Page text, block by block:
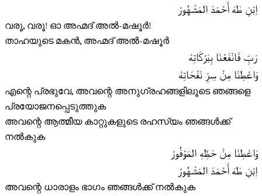
اِبْنِ طٰهَ أَحْمَدَ المَشْهُورْ
വരൂ, വരൂ! ഓ അഹ്മദ് അൽ-മഷൂർ!
താഹയുടെ മകൻ, അഹ്മദ് അൽ-മഷൂർ
رَبِّ فَانْفَعْنَا بِبَرْكَاتِهْ
وَاعْطِنَا مِنْ سِرِّ نَفْحَاتِهْ
എന്റെ പ്രഭുവേ, അവന്റെ അനുഗ്രഹങ്ങളിലൂടെ ഞങ്ങളെ
പ്രയോജനപ്പെടുത്തുക
അവന്റെ ആത്മീയ കാറ്റുകളുടെ രഹസ്യം ഞങ്ങൾക്ക്
നൽകുക
وَاعْطِنَا مِنْ حَظِّهِ المَوْفُورْ
اِبْنِ طٰهَ أَحْمَدَ المَشْهُورْ
അവന്റെ ധാരാളം ഭാഗം ഞങ്ങൾക്ക് നൽകുക